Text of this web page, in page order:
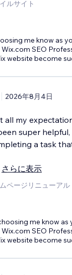
ルサイト
me know as
SEO
website become
2026年8月4日
all my
super
a task
さらに表示
ページリニューアル
me know as
SEO
website become